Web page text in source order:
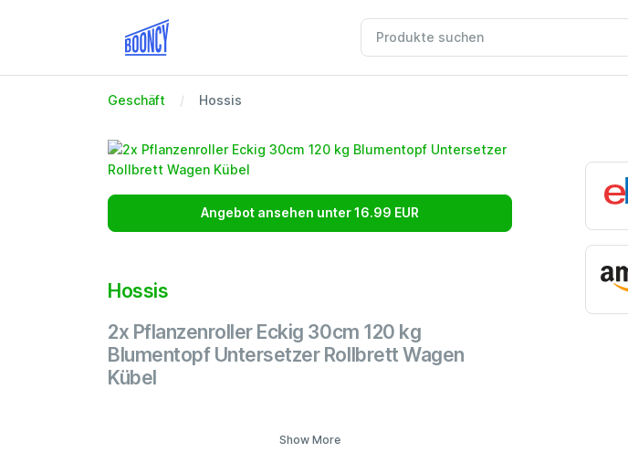
Geschäft Hossis
Angebot ansehen unter 16.99 EUR
Hossis
2x Pflanzenroller Eckig 30cm 120 kg
Blumentopf Untersetzer Rollbrett Wagen
Kübel
Show More